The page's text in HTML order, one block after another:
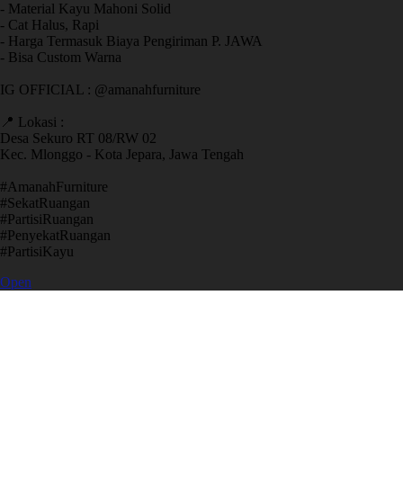
- Material Kayu Mahoni Solid
- Cat Halus, Rapi
- Harga Termasuk Biaya Pengiriman P. JAWA
- Bisa Custom Warna
IG OFFICIAL : @amanahfurniture
📍 Lokasi :
Desa Sekuro RT 08/RW 02
Kec. Mlonggo - Kota Jepara, Jawa Tengah
​#AmanahFurniture
​#SekatRuangan
​#PartisiRuangan
​#PenyekatRuangan
​#PartisiKayu
Open